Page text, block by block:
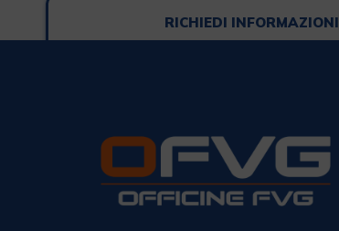
RICHIEDI INFORMAZIONI